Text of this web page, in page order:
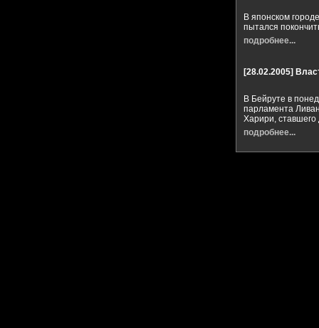
В японском
пытался
подробнее...
[28.02.2005]
В Бейруте в
парламента
Харири, ставшего
подробнее...